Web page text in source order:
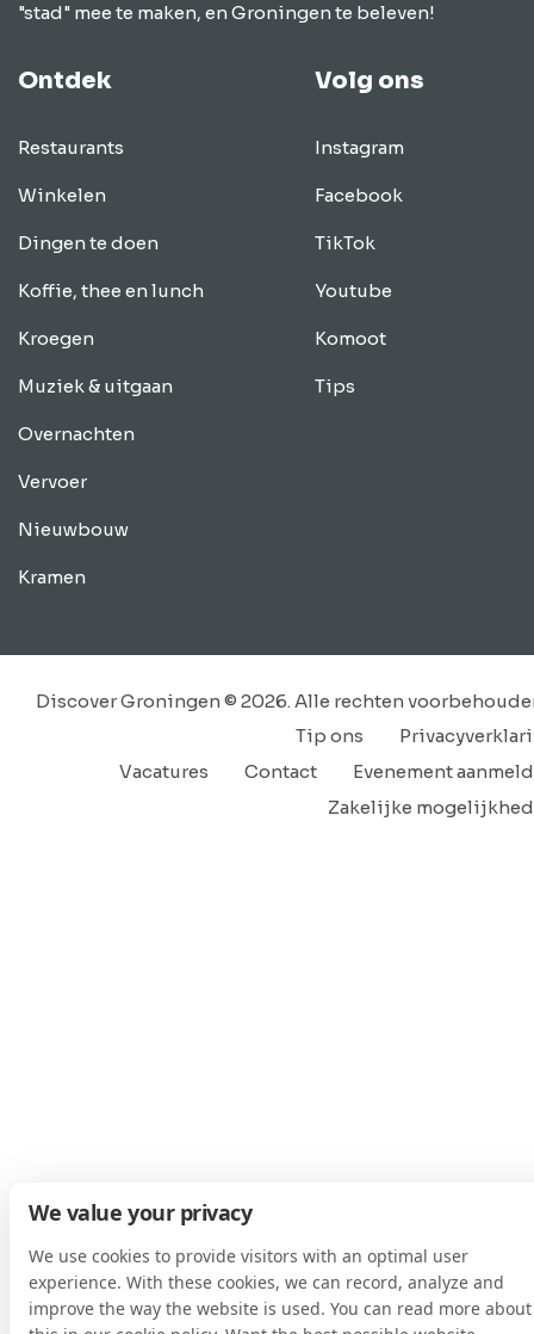
"stad" mee te maken, en Groningen te beleven!
Ontdek
Restaurants
Winkelen
Dingen te doen
Koffie, thee en lunch
Kroegen
Muziek & uitgaan
Overnachten
Vervoer
Nieuwbouw
Kramen
Volg ons
Instagram
Facebook
TikTok
Youtube
Komoot
Tips
Discover Groningen © 2026. Alle rechten
Tip ons
Evenement
Contact
Vacatures
Zakelijke
We value your privacy
We use cookies to provide visitors with an optimal user
experience. With these cookies, we can record, analyze and
improve the way the website is used. You can read more about